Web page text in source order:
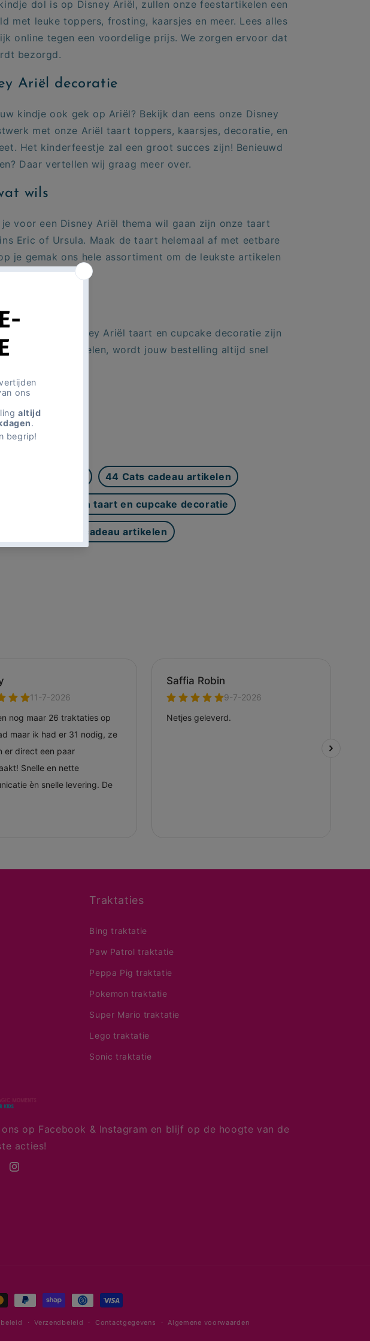
dol is op Disney Ariël, zullen onze feestartikelen een
met leuke toppers, frosting, kaarsjes en meer. Lees alles
online tegen een voordelige prijs. We zorgen ervoor dat
bezorgd.
Ariël decoratie
kindje ook gek op Ariël? Bekijk dan eens onze Disney
met onze Ariël taart toppers, kaarsjes, decoratie, en
Het kinderfeestje zal een groot succes zijn! Benieuwd
Daar vertellen wij graag meer over.
wils
voor een Disney Ariël thema wil gaan zijn onze taart
Eric of Ursula. Maak de taart helemaal af met eetbare
je gemak ons hele assortiment om de leukste artikelen
te kiezen.
Kids. Onze Disney Ariël taart en cupcake decoratie zijn
50.000 artikelen, wordt jouw bestelling altijd snel
44 Cats cadeau artikelen
Aladdin taart en cupcake decoratie
Avengers cadeau artikelen
Traktaties
Bing traktatie
Paw Patrol traktatie
Peppa Pig traktatie
Pokemon traktatie
Super Mario traktatie
Lego traktatie
Sonic traktatie
op Facebook & Instagram en blijf op de hoogte van de
acties!
Instagram
Verzendbeleid Contactgegevens Algemene voorwaarden